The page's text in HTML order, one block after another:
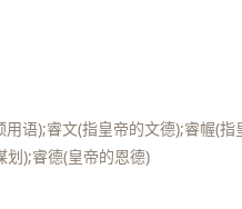
语);睿文(指皇帝的文德);睿幄(
划);睿德(皇帝的恩德)